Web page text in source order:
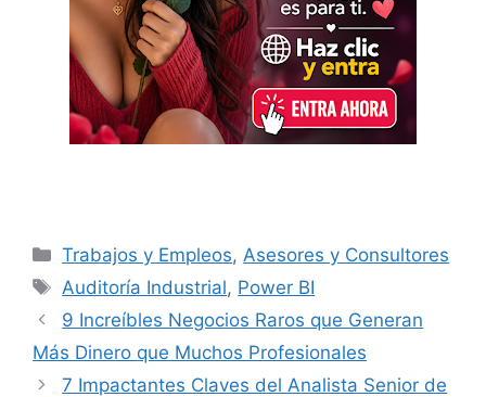
Categorías
Trabajos y Empleos,Asesores y Consultores
Etiquetas
Auditoría Industrial, Power BI
9 Increíbles Negocios Raros que Generan
Más Dinero que Muchos Profesionales
7 Impactantes Claves del Analista Senior de